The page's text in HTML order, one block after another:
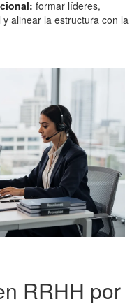
formar líderes,
alinear la estructura con la
RRHH por